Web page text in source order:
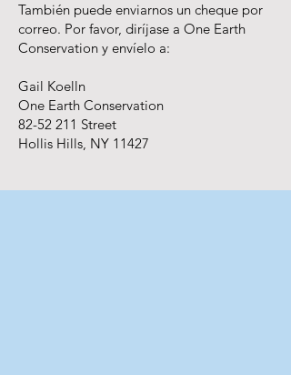
También puede enviarnos un cheque por
correo. Por favor, diríjase a One Earth
Conservation y envíelo a:
Gail Koelln
One Earth Conservation
82-52 211 Street
Hollis Hills, NY 11427